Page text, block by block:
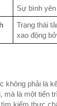
Sự bình
Trạng thái
xao động
không phải là
mà là một tiến